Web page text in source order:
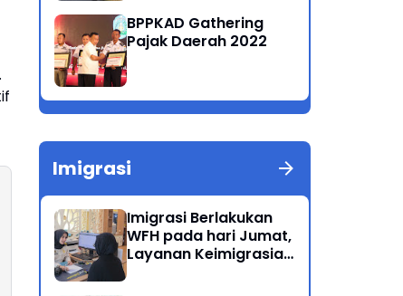
BPPKAD Gathering
Pajak Daerah 2022
Imigrasi
Imigrasi Berlakukan
WFH pada hari Jumat,
Layanan Keimigrasian